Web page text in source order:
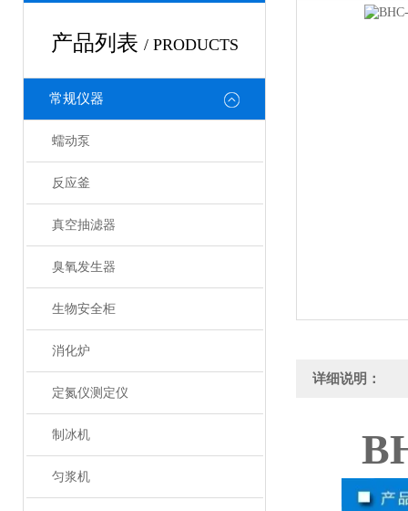
产品列表 / PRODUCTS
常规仪器
蠕动泵
反应釜
真空抽滤器
臭氧发生器
生物安全柜
消化炉
定氮仪测定仪
制冰机
匀浆机
详细说明：